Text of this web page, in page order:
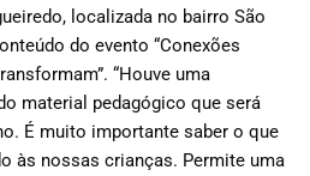
localizada no bairro São
do evento “Conexões
“Houve uma
material pedagógico que será
É muito importante saber o que
às nossas crianças. Permite uma